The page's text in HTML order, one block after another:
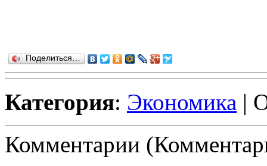
Поделиться…
Категория: Экономика |
Комментарии